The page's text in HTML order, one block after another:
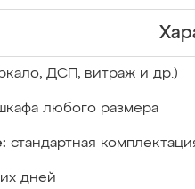
ДСП, витраж и др.)
любого размера
стандартная
дней